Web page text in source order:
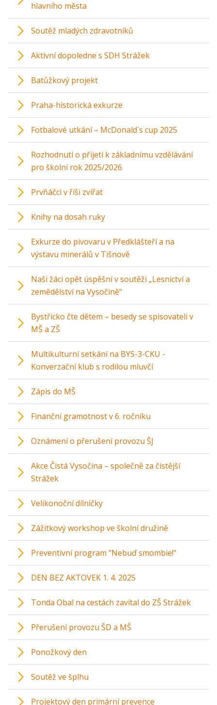
hlavního města
Soutěž mladých zdravotníků
Aktivní dopoledne s SDH Strážek
Batůžkový projekt
Praha-historická exkurze
Fotbalové utkání – McDonald´s cup 2025
Rozhodnutí o přijetí k základnímu vzdělávání
pro školní rok 2025/2026
Prvňáčci v říši zvířat
Knihy na dosah ruky
Exkurze do pivovaru v Předklášteří a na
výstavu minerálů v Tišnově
Naši žáci opět úspěšní v soutěži „Lesnictví a
zemědělství na Vysočině“
Bystřicko čte dětem – besedy se spisovateli v
MŠ a ZŠ
Multikulturní setkání na BYS-3-CKU -
Konverzační klub s rodilou mluvčí
Zápis do MŠ
Finanční gramotnost v 6. ročníku
Oznámení o přerušení provozu ŠJ
Akce Čistá Vysočina – společně za čistější
Strážek
Velikonoční dílničky
Zážitkový workshop ve školní družině
Preventivní program "Nebuď smombie!"
DEN BEZ AKTOVEK 1. 4. 2025
Tonda Obal na cestách zavítal do ZŠ Strážek
Přerušení provozu ŠD a MŠ
Ponožkový den
Soutěž ve šplhu
Projektový den primární prevence